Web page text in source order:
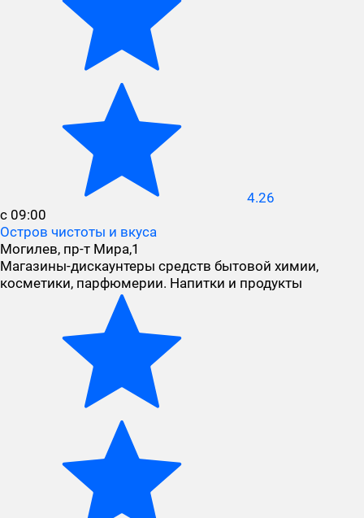
4.26
с 09:00
Остров чистоты и вкуса
Могилев, пр-т Мира,1
Магазины-дискаунтеры средств бытовой химии,
косметики, парфюмерии. Напитки и продукты